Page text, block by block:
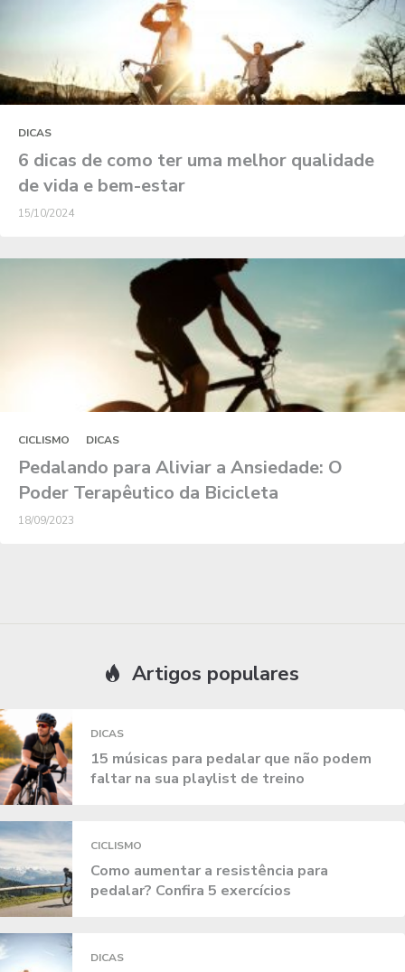
DICAS
6 dicas de como ter uma melhor qualidade
de vida e bem-estar
15/10/2024
CICLISMO DICAS
Pedalando para Aliviar a Ansiedade: O
Poder Terapêutico da Bicicleta
18/09/2023
Artigos populares
DICAS
15 músicas para pedalar que não podem
faltar na sua playlist de treino
CICLISMO
Como aumentar a resistência para
pedalar? Confira 5 exercícios
DICAS